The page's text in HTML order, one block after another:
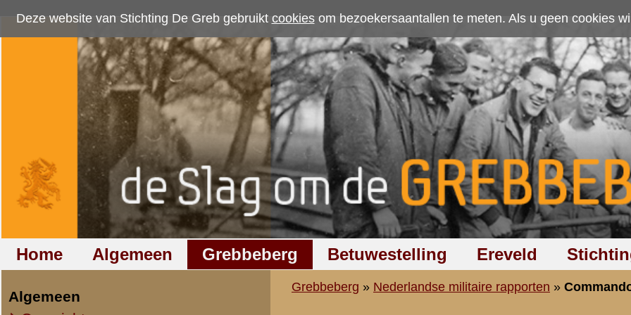
Deze website van Stichting De Greb gebruikt cookies om bezoekersaantallen te meten. Als u geen cookies wilt toestaan kunt u hier klikken Accepteer cookies
Home Algemeen Grebbeberg Betuwestelling Ereveld Stichting Discussiegroep Zoeken
Algemeen
Overzicht op naam
Overzicht op datum
IIe Legerkorps
Stafkwartier IIe Legerkorps
IVe Divisie
Grebbeberg»Nederlandse militaire rapporten »Commandopost IVe Divisie
Commandopost IVe Divisie
Commandopost IVe Divisie te Rhenen
Tijdtafel 12/13 mei 1940 van commandopost Commandant IVe Divisie
SMG 506 / 4 [NIMH]